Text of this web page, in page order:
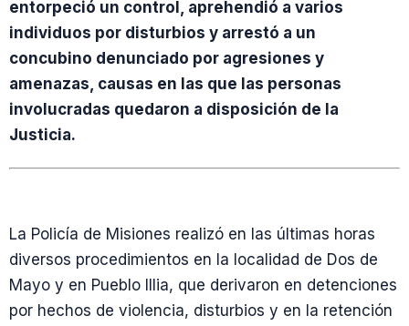
entorpeció un control, aprehendió a varios
individuos por disturbios y arrestó a un
concubino denunciado por agresiones y
amenazas, causas en las que las personas
involucradas quedaron a disposición de la
Justicia.
La Policía de Misiones realizó en las últimas horas
diversos procedimientos en la localidad de Dos de
Mayo y en Pueblo Illia, que derivaron en detenciones
por hechos de violencia, disturbios y en la retención